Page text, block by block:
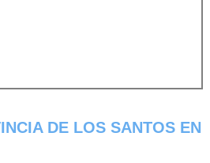
DE LOS SANTOS EN